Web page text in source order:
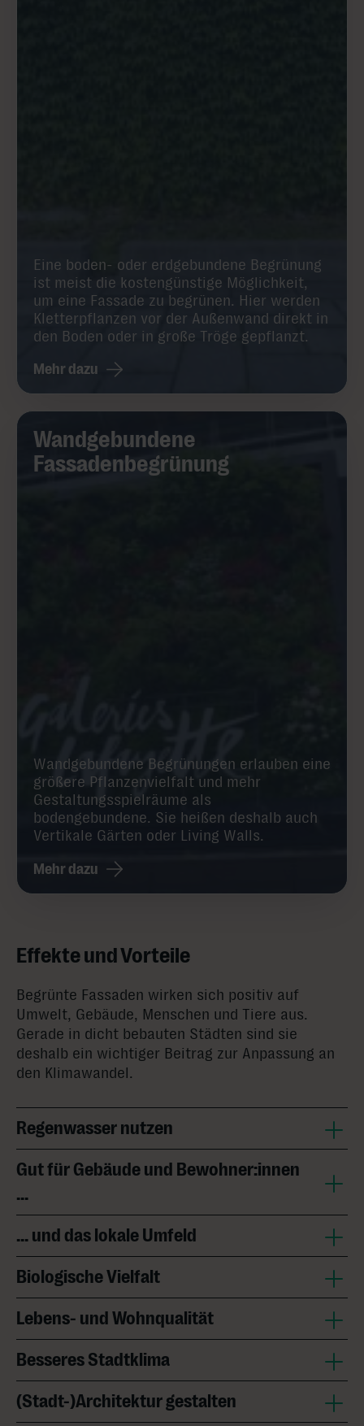
Eine boden- oder erdgebundene Begrünung
ist meist die kostengünstige Möglichkeit,
um eine Fassade zu begrünen. Hier werden
Kletterpflanzen vor der Außenwand direkt in
den Boden oder in große Tröge gepflanzt.
Mehr dazu
Wandgebundene
Fassadenbegrünung
Wandgebundene Begrünungen erlauben eine
größere Pflanzenvielfalt und mehr
Gestaltungsspielräume als
bodengebundene. Sie heißen deshalb auch
Vertikale Gärten oder Living Walls.
Mehr dazu
Effekte und Vorteile
Begrünte Fassaden wirken sich positiv auf
Umwelt, Gebäude, Menschen und Tiere aus.
Gerade in dicht bebauten Städten sind sie
deshalb ein wichtiger Beitrag zur Anpassung an
den Klimawandel.
Regenwasser nutzen
Gut für Gebäude und Bewohner:innen
...
... und das lokale Umfeld
Biologische Vielfalt
Lebens- und Wohnqualität
Besseres Stadtklima
(Stadt-)Architektur gestalten